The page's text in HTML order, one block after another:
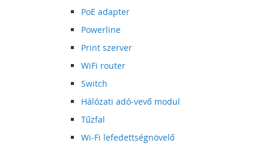
PoE adapter
Powerline
Print szerver
WiFi router
Switch
Hálózati adó-vevő modul
Tűzfal
Wi-Fi lefedettségnövelő